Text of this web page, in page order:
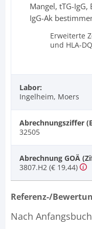
Mangel, tTG-
IgG-Ak
Erweiterte
und HLA-
Labor:
Ingelheim, Moers
Abrechnungsziffer
32505
Abrechnung GOÄ
3807.H2 (€ 19,44)
Referenz-/
Nach